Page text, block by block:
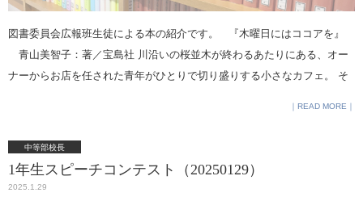
感じています）ただ、理社の時事問題はその年の傾向があるのでチェッ
クした方がいいことも。そのとき、ケアレスに気づいても、「次はどう
したらいい？うん。それなら次は大丈夫」とよいイメージに変えてあげ
て。ただし、それもあまり疲れているようなら終わったことには触れず
にならない日があっても、お子さんとは”終わった後の楽しいことをシミ
ュレーション”「最終日は好きなものを食べようね」などと明るい絵が見
えるように。 □ 学校によって過去問の傾向が違うときは、次の学校への
図書委員会広報班生徒による本の紹介です。 『木曜日にはココアを』
青山美智子：著／宝島社 川沿いの桜並木が終わるあたりにある、オー
ナーからお店を任された青年がひとりで切り盛りする小さなカフェ。 そ
頑張っている人たちを応援する、一杯のココアから始まる読むと心が温
会広報班2年
READ MORE
中等部校長
1年生スピーチコンテスト（20250129）
2025.1.29